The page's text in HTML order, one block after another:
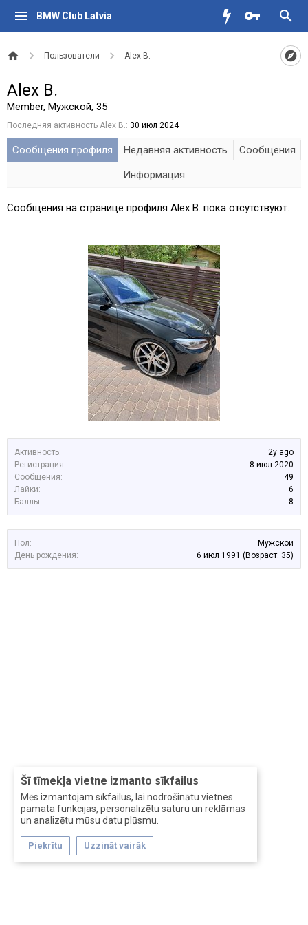
BMW Club Latvia
Пользователи Alex B.
Šī tīmekļa vietne izmanto sīkfailus
Mēs izmantojam sīkfailus, lai nodrošinātu vietnes
pamata funkcijas, personalizētu saturu un reklāmas
un analizētu mūsu datu plūsmu.
Piekrītu Uzzināt vairāk
Активность:
2y ago
Регистрация:
8 июл 2020
Сообщения:
49
Лайки:
6
Баллы:
8
Пол:
Мужской
День рождения:
6 июл 1991 (Возраст: 35)
Alex B.
Member, Мужской, 35
Последняя активность Alex B.: 30 июл 2024
Сообщения профиля Недавняя активность
Сообщения
Информация
Сообщения на странице профиля Alex B. пока отсутствуют.